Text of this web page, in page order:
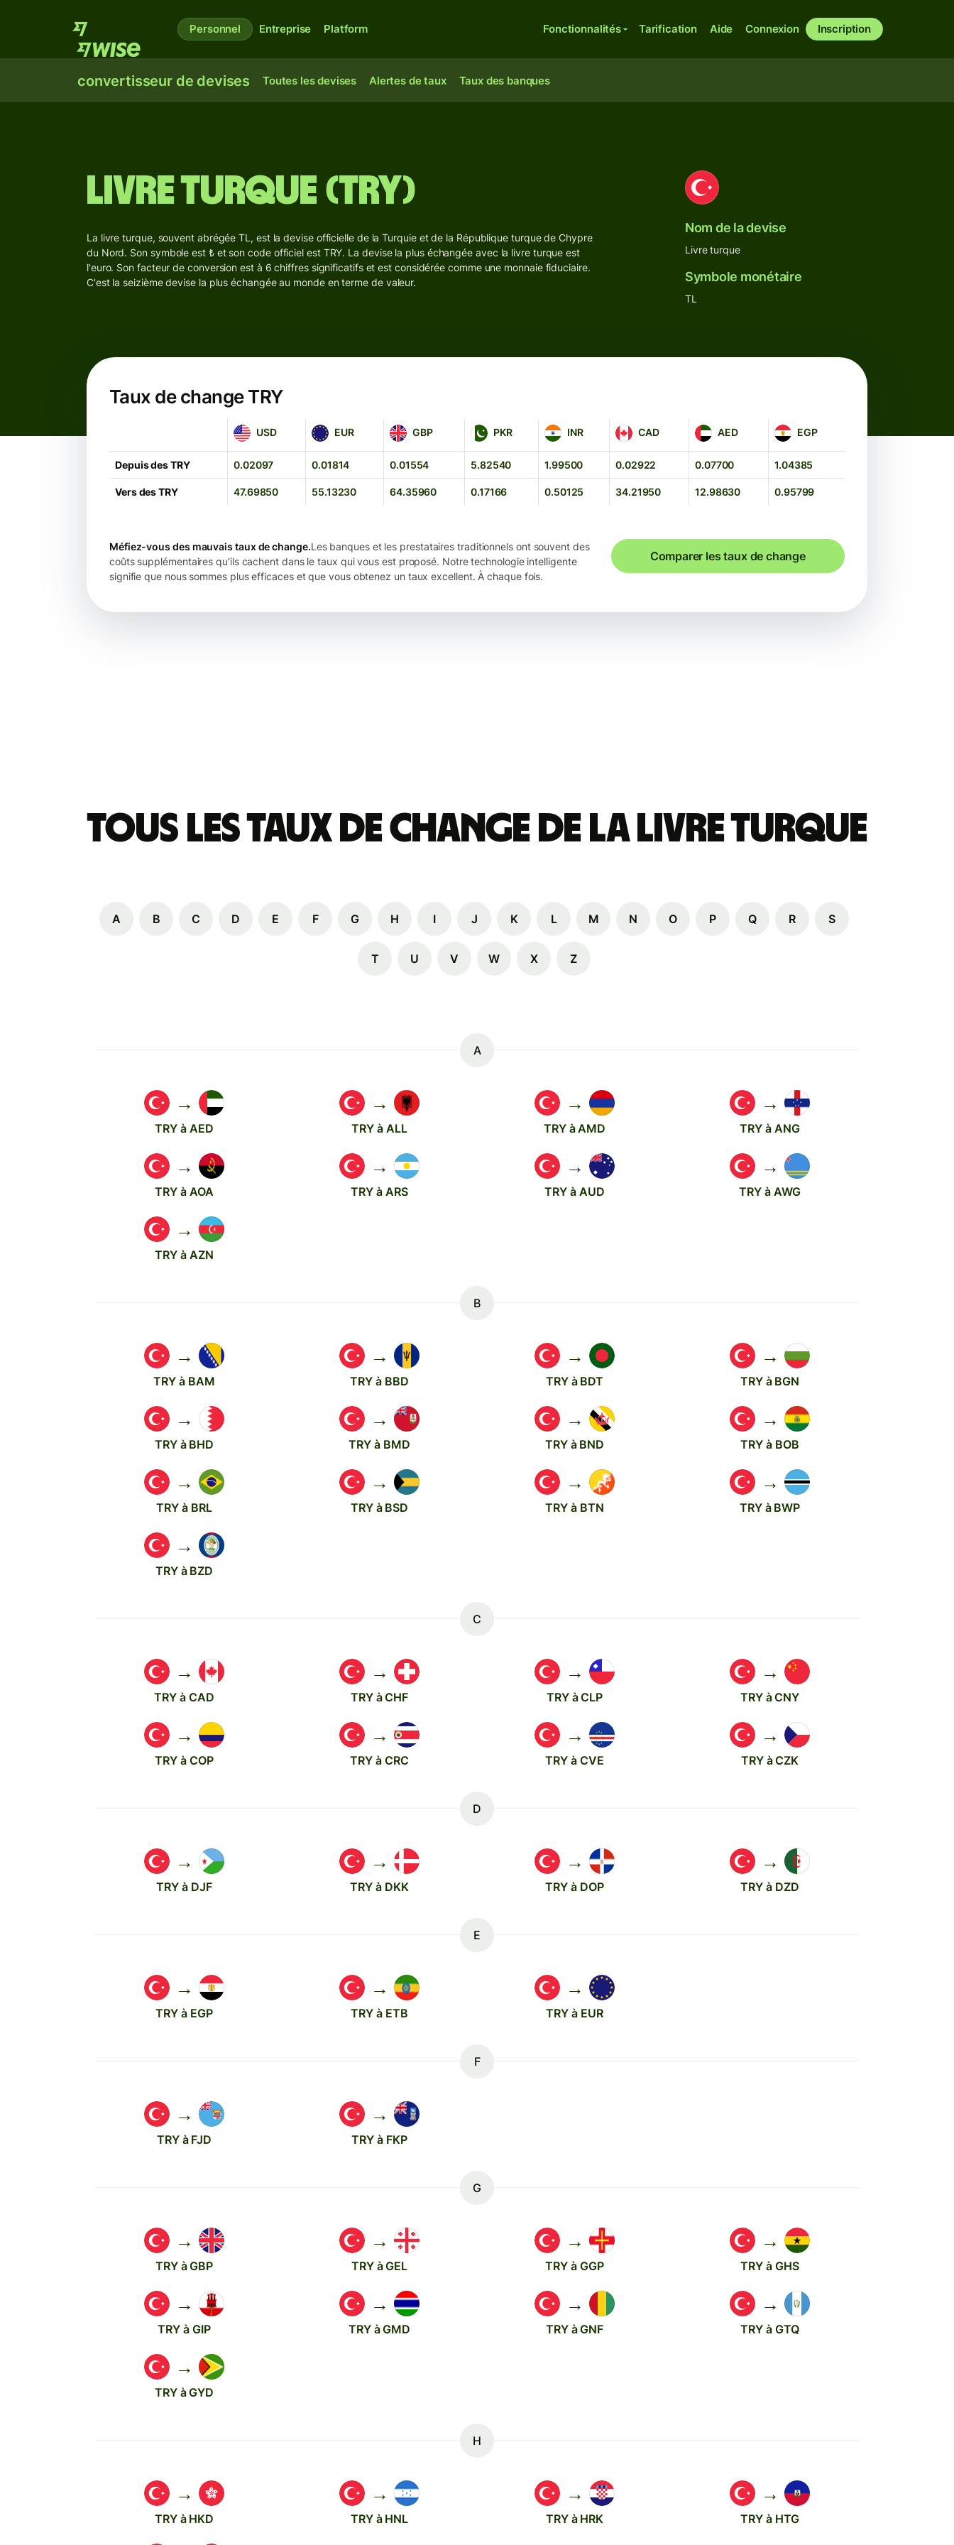
Personnel Entreprise Platform Fonctionnalités Tarification Aide Connexion Inscription
convertisseur de devises Toutes les devises Alertes de taux Taux des banques
Livre turque (TRY)
La livre turque, souvent abrégée TL, est la devise officielle de la Turquie et de la République turque de Chypre
du Nord. Son symbole est ₺ et son code officiel est TRY. La devise la plus échangée avec la livre turque est
l'euro. Son facteur de conversion est à 6 chiffres significatifs et est considérée comme une monnaie fiduciaire.
C'est la seizième devise la plus échangée au monde en terme de valeur.
Nom de la devise
Livre turque
Symbole monétaire
TL
Taux de change TRY
USD
USD EUR
EUR GBP
GBP PKR
PKR INR
INR CAD
CAD AED
AED EGP
EGP
Depuis des TRY 0.02097 0.01814 0.01554 5.82540 1.99500 0.02922 0.07700 1.04385
Vers des TRY 47.69850 55.13230 64.35960 0.17166 0.50125 34.21950 12.98630 0.95799
Méfiez-vous des mauvais taux de change.Les banques et les prestataires traditionnels ont souvent des
coûts supplémentaires qu'ils cachent dans le taux qui vous est proposé. Notre technologie intelligente
signifie que nous sommes plus efficaces et que vous obtenez un taux excellent. À chaque fois.
Comparer les taux de change
Tous les taux de change de la livre turque
A B C D E F G H I J K L M N O P Q R S
T U V W X Z
A
→
TRY à AED
→
TRY à ALL
→
TRY à AMD
→
TRY à ANG
→
TRY à AOA
→
TRY à ARS
→
TRY à AUD
→
TRY à AWG
→
TRY à AZN
B
→
TRY à BAM
→
TRY à BBD
→
TRY à BDT
→
TRY à BGN
→
TRY à BHD
→
TRY à BMD
→
TRY à BND
→
TRY à BOB
→
TRY à BRL
→
TRY à BSD
→
TRY à BTN
→
TRY à BWP
→
TRY à BZD
C
→
TRY à CAD
→
TRY à CHF
→
TRY à CLP
→
TRY à CNY
→
TRY à COP
→
TRY à CRC
→
TRY à CVE
→
TRY à CZK
D
→
TRY à DJF
→
TRY à DKK
→
TRY à DOP
→
TRY à DZD
E
→
TRY à EGP
→
TRY à ETB
→
TRY à EUR
F
→
TRY à FJD
→
TRY à FKP
G
→
TRY à GBP
→
TRY à GEL
→
TRY à GGP
→
TRY à GHS
→
TRY à GIP
→
TRY à GMD
→
TRY à GNF
→
TRY à GTQ
→
TRY à GYD
H
→
TRY à HKD
→
TRY à HNL
→
TRY à HRK
→
TRY à HTG